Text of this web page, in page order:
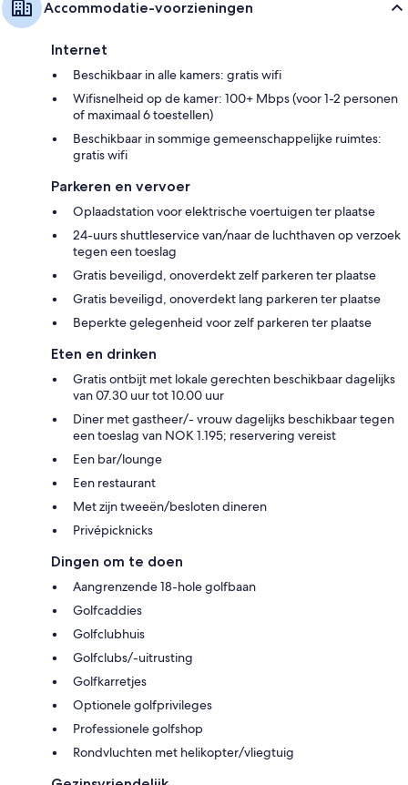
Accommodatie-voorzieningen
Internet
Beschikbaar in alle kamers: gratis wifi
Wifisnelheid op de kamer: 100+ Mbps (voor 1-2 personen
of maximaal 6 toestellen)
Beschikbaar in sommige gemeenschappelijke ruimtes:
gratis wifi
Parkeren en vervoer
Oplaadstation voor elektrische voertuigen ter plaatse
24-uurs shuttleservice van/naar de luchthaven op verzoek
tegen een toeslag
Gratis beveiligd, onoverdekt zelf parkeren ter plaatse
Gratis beveiligd, onoverdekt lang parkeren ter plaatse
Beperkte gelegenheid voor zelf parkeren ter plaatse
Eten en drinken
Gratis ontbijt met lokale gerechten beschikbaar dagelijks
van 07.30 uur tot 10.00 uur
Diner met gastheer/- vrouw dagelijks beschikbaar tegen
een toeslag van NOK 1.195; reservering vereist
Een bar/lounge
Een restaurant
Met zijn tweeën/besloten dineren
Privépicknicks
Dingen om te doen
Aangrenzende 18-hole golfbaan
Golfcaddies
Golfclubhuis
Golfclubs/-uitrusting
Golfkarretjes
Optionele golfprivileges
Professionele golfshop
Rondvluchten met helikopter/vliegtuig